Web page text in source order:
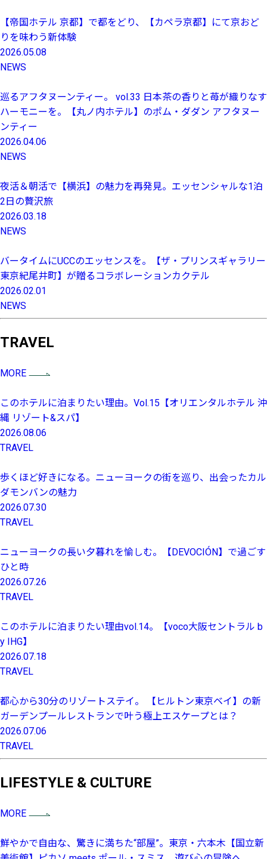
【帝国ホテル 京都】で都をどり、【カペラ京都】にて京おど
りを味わう新体験
2026.05.08
NEWS
巡るアフタヌーンティー。 vol.33 日本茶の香りと苺が織りなす
ハーモニーを。【丸ノ内ホテル】のポム・ダダン アフタヌー
ンティー
2026.04.06
NEWS
夜活＆朝活で【横浜】の魅力を再発見。エッセンシャルな1泊
2日の贅沢旅
2026.03.18
NEWS
バータイムにUCCのエッセンスを。【ザ・プリンスギャラリー
東京紀尾井町】が贈るコラボレーションカクテル
2026.02.01
NEWS
TRAVEL
MORE
このホテルに泊まりたい理由。Vol.15【オリエンタルホテル 沖
縄 リゾート&スパ】
2026.08.06
TRAVEL
歩くほど好きになる。ニューヨークの街を巡り、出会ったカル
ダモンバンの魅力
2026.07.30
TRAVEL
ニューヨークの長い夕暮れを愉しむ。【DEVOCIÓN】で過ごす
ひと時
2026.07.26
TRAVEL
このホテルに泊まりたい理由vol.14。【voco大阪セントラル b
y IHG】
2026.07.18
TRAVEL
都心から30分のリゾートステイ。 【ヒルトン東京ベイ】の新
ガーデンプールレストランで叶う極上エスケープとは？
2026.07.06
TRAVEL
LIFESTYLE & CULTURE
MORE
鮮やかで自由な、驚きに満ちた“部屋”。東京・六本木【国立新